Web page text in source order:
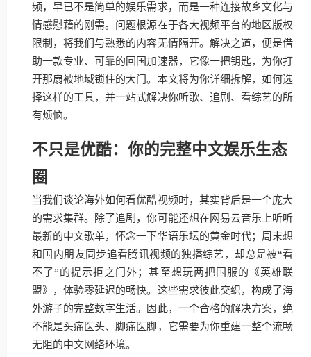
频，早已不是简单的娱乐需求，而是一种连接故乡文化与
情感慰藉的刚需。问题根源在于各大视频平台的地区版权
限制，将我们与熟悉的内容无情隔开。解决之道，便是借
助一款专业、可靠的回国加速器，它像一把钥匙，为你打
开那扇被地域锁住的大门。本文将为你详细拆解，如何选
择这样的工具，并一站式解决你听歌、追剧、看综艺的所
有烦恼。
不只是优酷：你的完整中文娱乐生态
圈
当我们谈论海外如何看优酷视频时，其实背后是一个庞大
的需求集群。除了追剧，你可能还想在网易云音乐上听听
最新的中文歌单，怀念一下华语乐坛的黄金时代；周末想
和国内朋友同步追看腾讯视频的独播综艺，却总是被“看
不了”的提示拒之门外；甚至想玩两把国服的《英雄联
盟》，体验零延迟的畅快。这些需求彼此交织，构成了海
外游子的完整数字生活。因此，一个合格的解决方案，绝
不能是头痛医头、脚痛医脚，它需要为你重建一整个流畅
无阻的中文网络环境。